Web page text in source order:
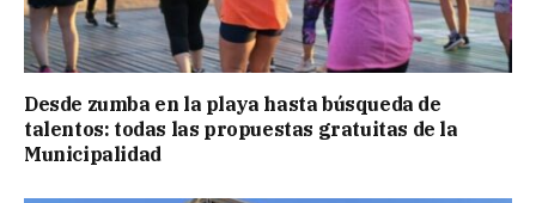
Desde zumba en la playa hasta búsqueda de
talentos: todas las propuestas gratuitas de la
Municipalidad